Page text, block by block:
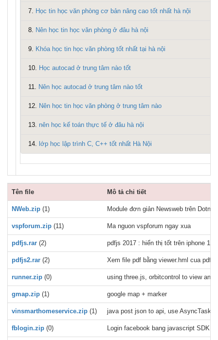
7. Học tin học văn phòng cơ bản nâng cao tốt nhất hà nội
8. Nên học tin học văn phòng ở đâu hà nội
9. Khóa học tin học văn phòng tốt nhất tại hà nội
10. Học autocad ở trung tâm nào tốt
11. Nên học autocad ở trung tâm nào tốt
12. Nên học tin học văn phòng ở trung tâm nào
13. nên học kế toán thực tế ở đâu hà nội
14. lớp học lập trình C, C++ tốt nhất Hà Nội
Tên file Mô tả chi tiết
NWeb.zip (1) Module đơn giản Newsweb trên
vspforum.zip (11) Ma nguon vspforum ngay xua
pdfjs.rar (2) pdfjs 2017 : hiển thị tốt trên iphone
pdfjs2.rar (2) Xem file pdf bằng viewer.hml cua
runner.zip (0) using three.js, orbitcontrol to view an
gmap.zip (1) google map + marker
vinsmarthomeservice.zip (1) java post json to api, use AsyncTask,
fblogin.zip (0) Login facebook bang javascript SDK